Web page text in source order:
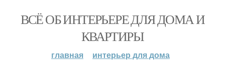
ВСЁ ОБ ИНТЕРЬЕРЕ ДЛЯ ДОМА И
КВАРТИРЫ
главная
интерьер для дома